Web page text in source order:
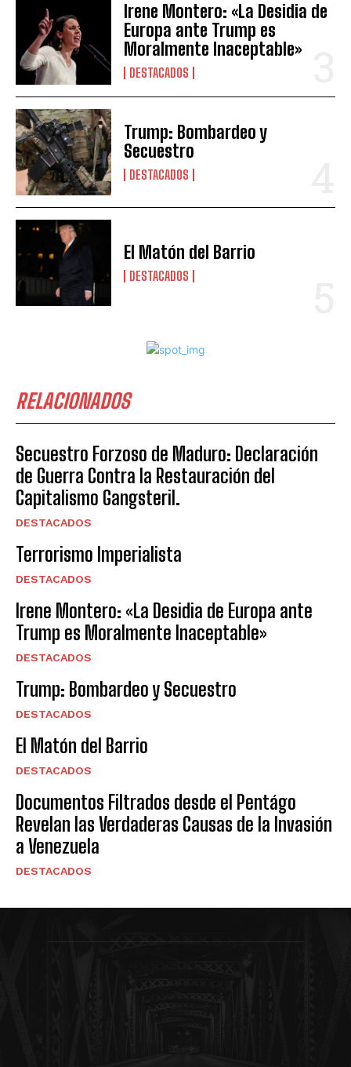
Irene Montero: «La Desidia de
Europa ante Trump es
Moralmente Inaceptable»
DESTACADOS
Trump: Bombardeo y
Secuestro
DESTACADOS
El Matón del Barrio
DESTACADOS
RELACIONADOS
Secuestro Forzoso de Maduro: Declaración
de Guerra Contra la Restauración del
Capitalismo Gangsteril.
DESTACADOS
Terrorismo Imperialista
DESTACADOS
Irene Montero: «La Desidia de Europa ante
Trump es Moralmente Inaceptable»
DESTACADOS
Trump: Bombardeo y Secuestro
DESTACADOS
El Matón del Barrio
DESTACADOS
Documentos Filtrados desde el Pentágo
Revelan las Verdaderas Causas de la Invasión
a Venezuela
DESTACADOS